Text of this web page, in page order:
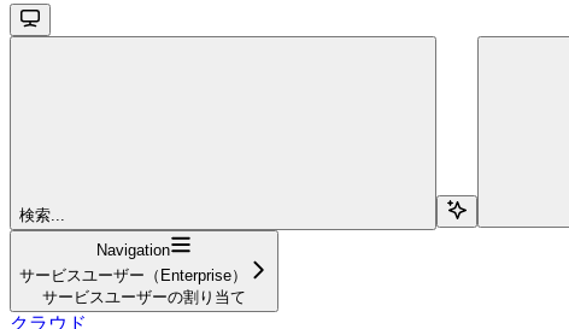
検索...
Navigation
サービスユーザー（Enterprise）
サービスユーザーの割り当て
クラウド